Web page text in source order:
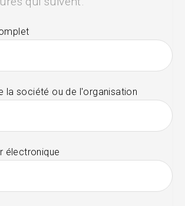
la société ou de l'organisation
électronique